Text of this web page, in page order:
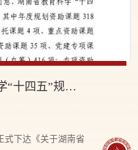
我校3个课题纳入湖南省教育科学“十四五”规划2021年度立项课题
式下达《关于湖南省